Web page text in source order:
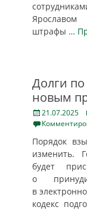
штрафы …
Долги
новым
Posted
on
21.07.2025
Порядок
изменить.
будет
о
в
кодекс